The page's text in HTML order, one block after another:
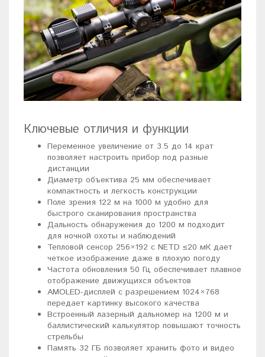
Ключевые отличия и функции
Переменное увеличение от 3.5 до 14 крат
позволяет настроить прибор под разные
дистанции
Диаметр объектива 25 мм обеспечивает
компактность и легкость конструкции
Поле зрения 122 м на 1000 м удобно для
быстрого сканирования пространства
Дальность обнаружения до 1200 м подходит
для ночной охоты и наблюдений
Тепловой сенсор 256×192 с NETD ≤20 мК дает
четкое изображение даже в плохую погоду
Частота обновления 50 Гц обеспечивает плавное
отображение движущихся объектов
AMOLED-дисплей с разрешением 1024×768
передает картинку высокого качества
Встроенный лазерный дальномер на 1200 м и
баллистический калькулятор повышают точность
стрельбы
Память 32 ГБ позволяет хранить фото и видео